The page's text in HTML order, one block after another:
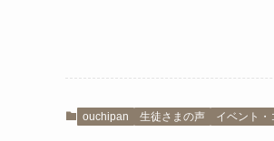
ouchipan 生徒さまの声 イベント・